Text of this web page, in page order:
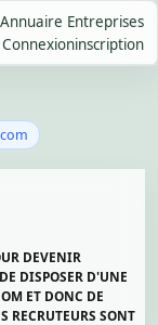
Annuaire Entreprises
Connexioninscription
DEVENIR
DISPOSER D'UNE
ET DONC DE
RECRUTEURS SONT